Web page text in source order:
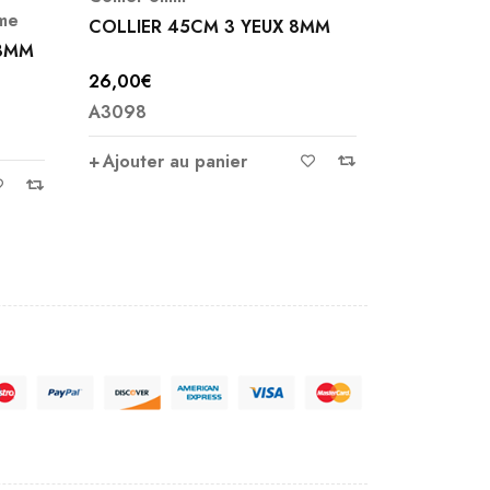
COLLIER 45CM 3 YEUX 8MM
26,00€
A3098
Ajouter au panier